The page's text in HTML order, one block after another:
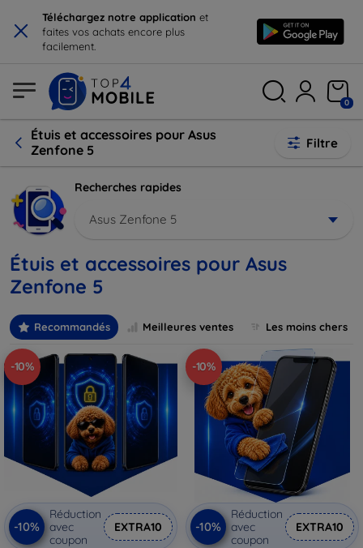
× Téléchargez notre application et
faites vos achats encore plus
facilement.
0
Étuis et accessoires pour Asus
Zenfone 5
Filtre
Recherches rapides
Asus Zenfone 5
Étuis et accessoires pour Asus
Zenfone 5
Recommandés Meilleures ventes Les moins chers
-10%
-10%
Réduction
avec
coupon
EXTRA10
-10%
-10%
Réduction
avec
coupon
EXTRA10